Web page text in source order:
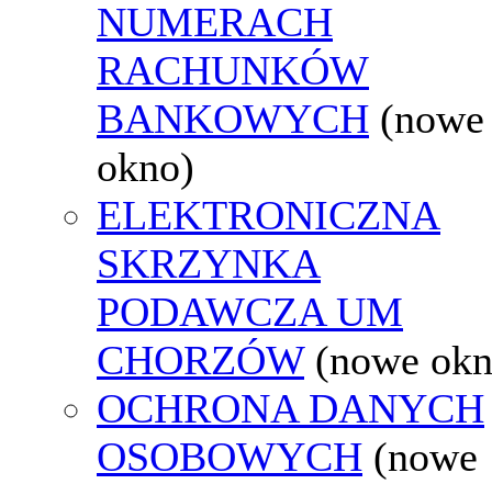
NUMERACH
RACHUNKÓW
BANKOWYCH (nowe
okno)
ELEKTRONICZNA
SKRZYNKA
PODAWCZA UM
CHORZÓW (nowe
OCHRONA DANYCH
OSOBOWYCH (nowe